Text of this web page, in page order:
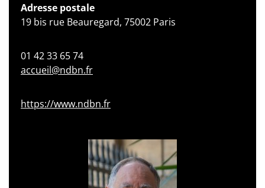
Adresse postale
19 bis rue Beauregard, 75002 Paris
01 42 33 65 74
accueil@ndbn.fr
https://www.ndbn.fr